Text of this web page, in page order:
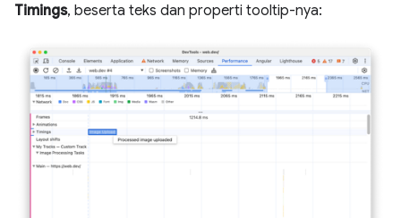
Timings, beserta teks dan properti tooltip-nya: